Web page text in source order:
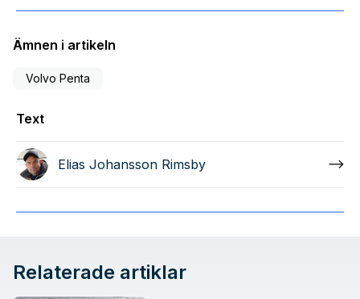
Ämnen i artikeln
Volvo Penta
Text
Elias Johansson Rimsby
Relaterade artiklar